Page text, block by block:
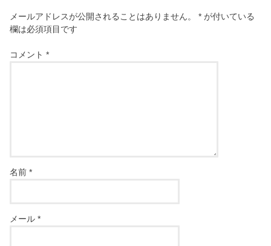
メールアドレスが公開されることはありません。 * が付いている
欄は必須項目です
コメント*
名前*
メール*